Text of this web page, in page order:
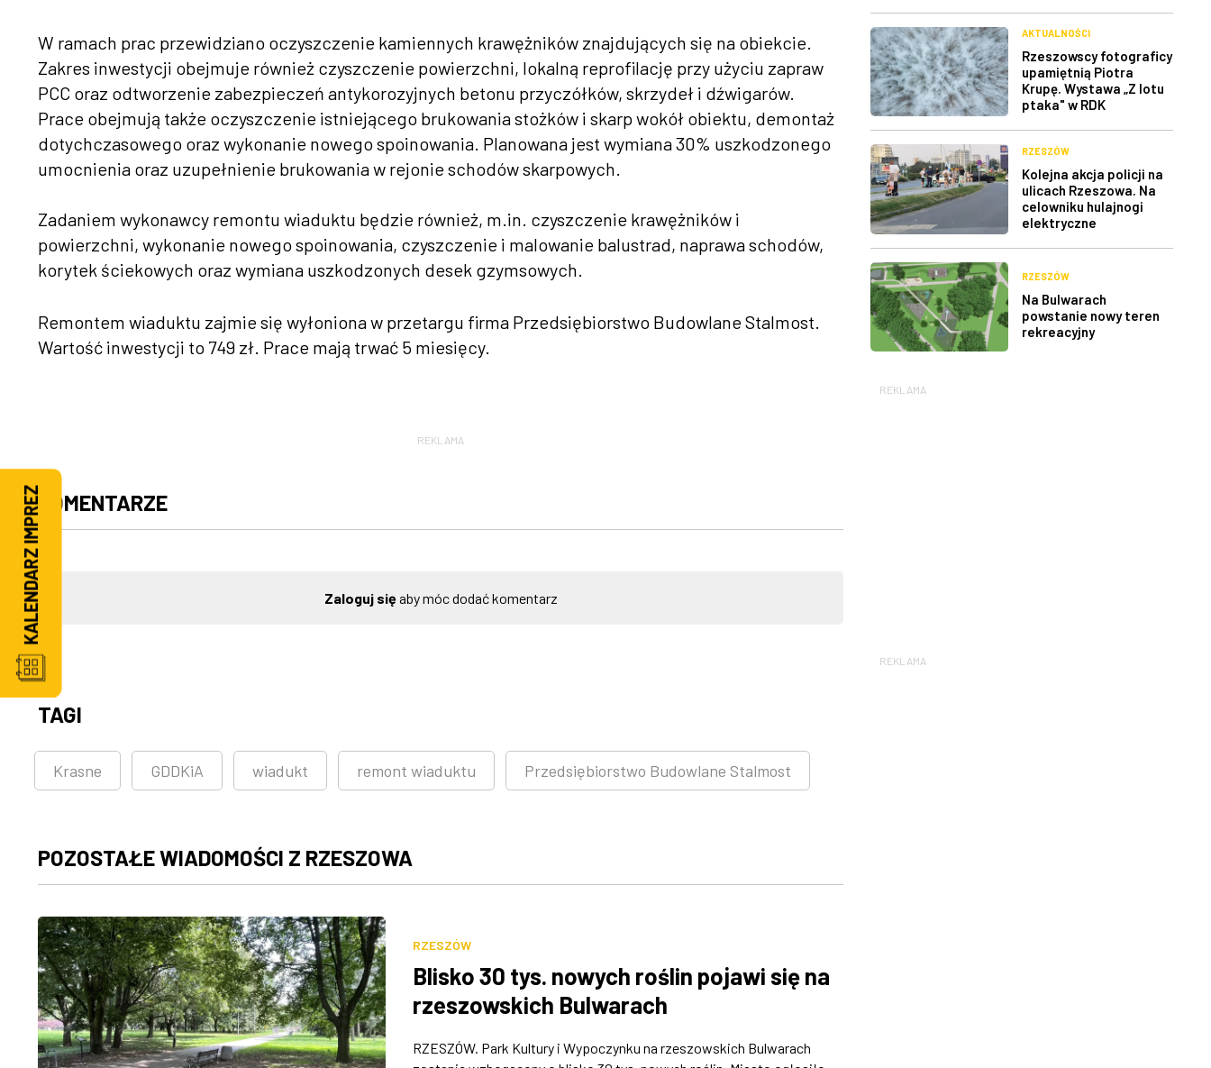
W ramach prac przewidziano oczyszczenie kamiennych krawężników znajdujących się na obiekcie.
Zakres inwestycji obejmuje również czyszczenie powierzchni, lokalną reprofilację przy użyciu zapraw
PCC oraz odtworzenie zabezpieczeń antykorozyjnych betonu przyczółków, skrzydeł i dźwigarów.
Prace obejmują także oczyszczenie istniejącego brukowania stożków i skarp wokół obiektu, demontaż
dotychczasowego oraz wykonanie nowego spoinowania. Planowana jest wymiana 30% uszkodzonego
umocnienia oraz uzupełnienie brukowania w rejonie schodów skarpowych.
Zadaniem wykonawcy remontu wiaduktu będzie również, m.in. czyszczenie krawężników i
powierzchni, wykonanie nowego spoinowania, czyszczenie i malowanie balustrad, naprawa schodów,
korytek ściekowych oraz wymiana uszkodzonych desek gzymsowych.
Remontem wiaduktu zajmie się wyłoniona w przetargu firma Przedsiębiorstwo Budowlane Stalmost.
Wartość inwestycji to 749 zł. Prace mają trwać 5 miesięcy.
REKLAMA
KOMENTARZE
Zaloguj sięaby móc dodać komentarz
TAGI
Krasne GDDKiA wiadukt remont wiaduktu Przedsiębiorstwo Budowlane Stalmost
POZOSTAŁE WIADOMOŚCI Z RZESZOWA
RZESZÓW
Blisko 30 tys. nowych roślin pojawi się na
rzeszowskich Bulwarach
RZESZÓW. Park Kultury i Wypoczynku na rzeszowskich Bulwarach
AKTUALNOŚCI
Rzeszowscy fotograficy
upamiętnią Piotra
Krupę. Wystawa „Z lotu
ptaka" w RDK
RZESZÓW
Kolejna akcja policji na
ulicach Rzeszowa. Na
celowniku hulajnogi
elektryczne
RZESZÓW
Na Bulwarach
powstanie nowy teren
rekreacyjny
REKLAMA
REKLAMA
KALENDARZ IMPREZ